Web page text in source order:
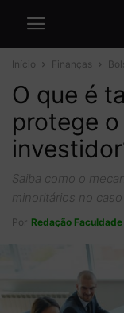
Início Finanças
O que é
protege
Saiba como o
minoritários no
Por Redação Faculdade